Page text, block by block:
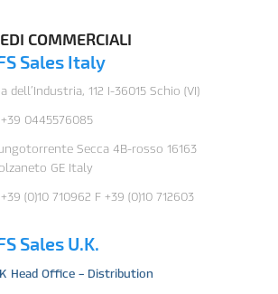
COMMERCIALI
Sales Italy
dell’Industria, 112 I-36015 Schio (VI)
0445576085
Secca 4B-rosso 16163
GE Italy
(0)10 710962 F +39 (0)10 712603
Sales U.K.
Head Office – Distribution